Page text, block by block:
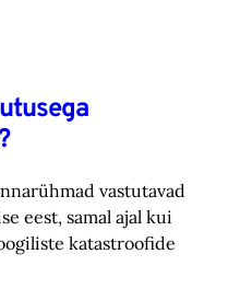
vastutavad
eest, samal ajal kui
katastroofide